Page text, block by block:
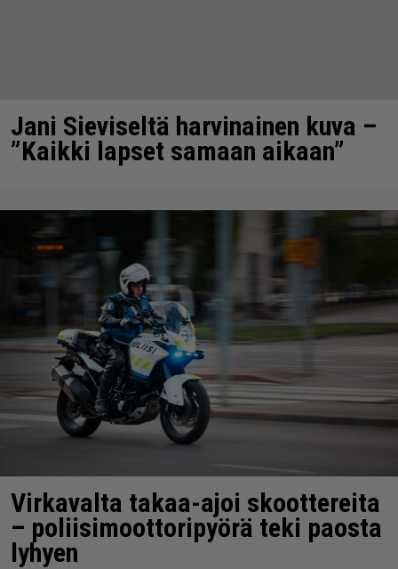
Jani Sieviseltä harvinainen kuva –
”Kaikki lapset samaan aikaan”
Virkavalta takaa-ajoi skoottereita
– poliisimoottoripyörä teki paosta
lyhyen